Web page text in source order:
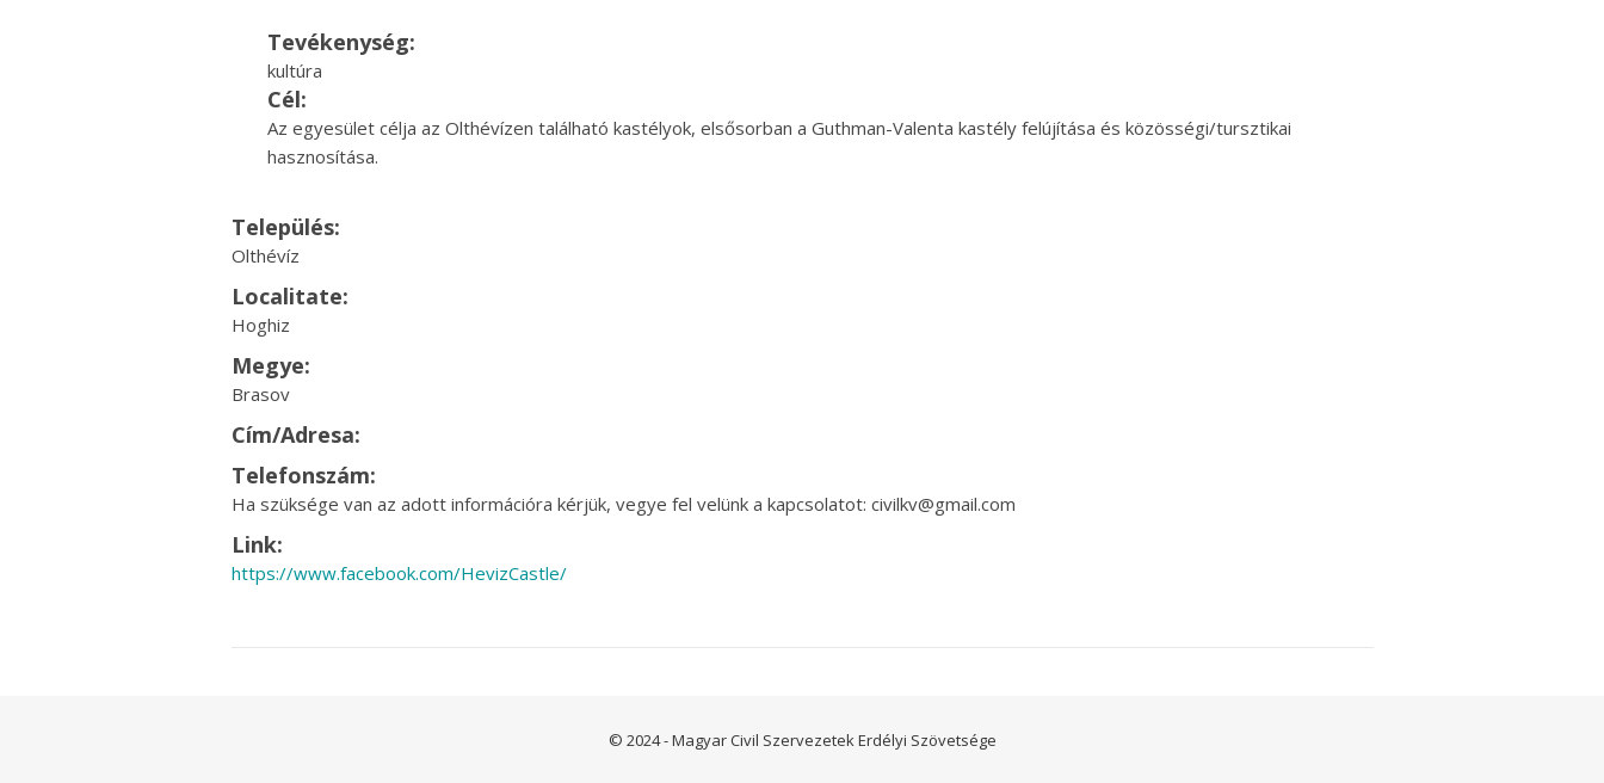
Tevékenység:
kultúra
Cél:
Az egyesület célja az Olthévízen található kastélyok, elsősorban a Guthman-Valenta kastély felújítása és közösségi/tursztikai
hasznosítása.
Település:
Olthévíz
Localitate:
Hoghiz
Megye:
Brasov
Cím/Adresa:
Telefonszám:
Ha szüksége van az adott információra kérjük, vegye fel velünk a kapcsolatot: civilkv@gmail.com
Link:
https://www.facebook.com/HevizCastle/
© 2024 - Magyar Civil Szervezetek Erdélyi Szövetsége